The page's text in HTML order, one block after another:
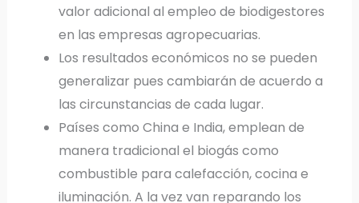
valor adicional al empleo de biodigestores
en las empresas agropecuarias.
Los resultados económicos no se pueden
generalizar pues cambiarán de acuerdo a
las circunstancias de cada lugar.
Países como China e India, emplean de
manera tradicional el biogás como
combustible para calefacción, cocina e
iluminación. A la vez van reparando los